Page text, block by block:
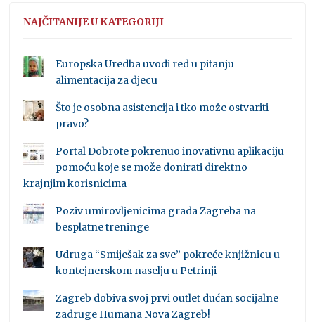
NAJČITANIJE U KATEGORIJI
Europska Uredba uvodi red u pitanju
alimentacija za djecu
Što je osobna asistencija i tko može ostvariti
pravo?
Portal Dobrote pokrenuo inovativnu aplikaciju
pomoću koje se može donirati direktno
krajnjim korisnicima
Poziv umirovljenicima grada Zagreba na
besplatne treninge
Udruga “Smiješak za sve” pokreće knjižnicu u
kontejnerskom naselju u Petrinji
Zagreb dobiva svoj prvi outlet dućan socijalne
zadruge Humana Nova Zagreb!